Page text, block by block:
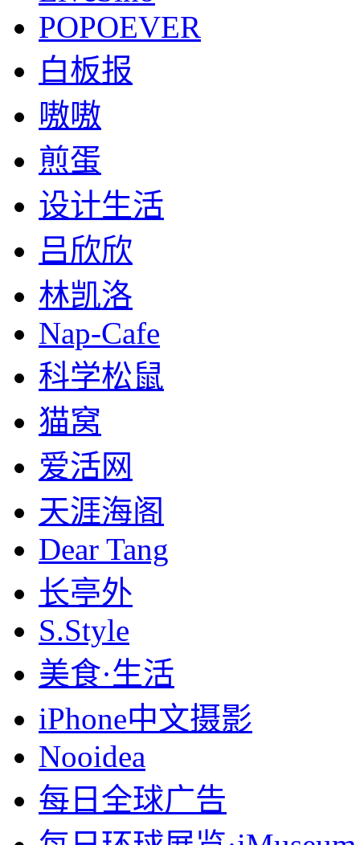
POPOEVER
白板报
嗷嗷
煎蛋
设计生活
吕欣欣
林凯洛
Nap-Cafe
科学松鼠
猫窝
爱活网
天涯海阁
Dear Tang
长亭外
S.Style
美食·生活
iPhone中文摄影
Nooidea
每日全球广告